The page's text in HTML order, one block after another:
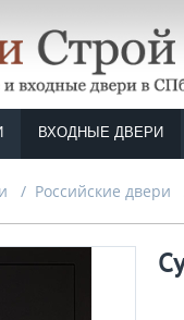
ВХОДНЫЕ ДВЕРИ
/ Российские двери